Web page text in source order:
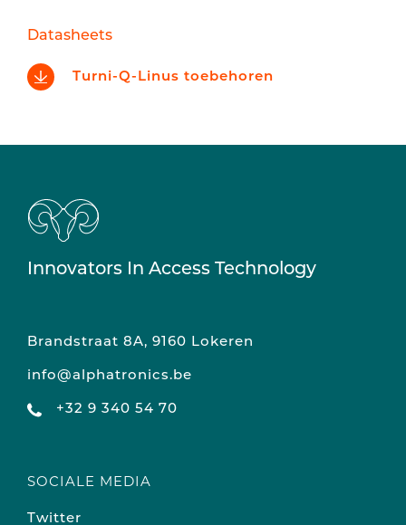
Datasheets
Turni-Q-Linus toebehoren
Innovators In Access Technology
Brandstraat 8A, 9160 Lokeren
info@alphatronics.be
+32 9 340 54 70
SOCIALE MEDIA
Twitter